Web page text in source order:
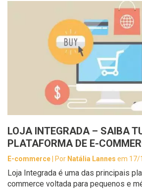
LOJA INTEGRADA – SAIBA
PLATAFORMA DE E-
E-commerce| Por Natália Lannes em 17/
Loja Integrada é uma das principais
commerce voltada para pequenos e